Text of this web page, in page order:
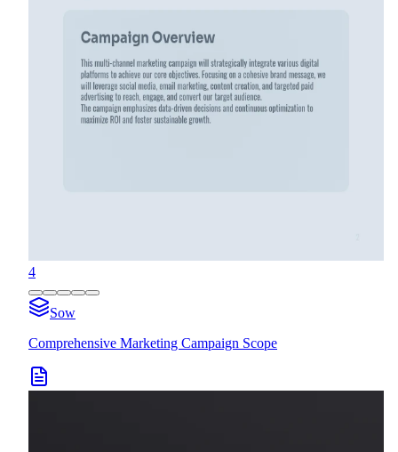
4
Sow
Comprehensive Marketing Campaign Scope